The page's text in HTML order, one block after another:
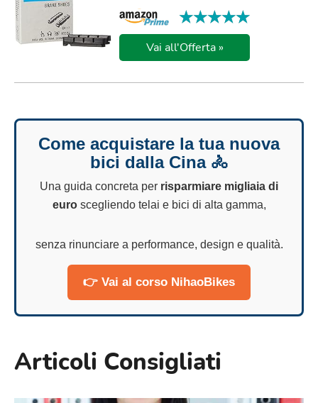
★★★★★
★★★★★
Vai all'Offerta »
Come acquistare la tua nuova
bici dalla Cina 🚴
Una guida concreta per risparmiare migliaia di
euroscegliendo telai e bici di alta gamma,
senza rinunciare a performance, design e qualità.
👉 Vai al corso NihaoBikes
Articoli Consigliati